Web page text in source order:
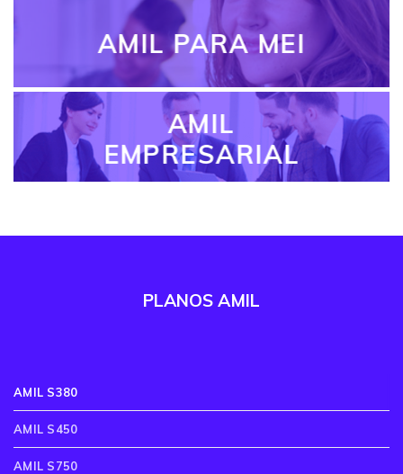
AMIL PARA MEI
AMIL
EMPRESARIAL
PLANOS AMIL
AMIL S380
AMIL S450
AMIL S750